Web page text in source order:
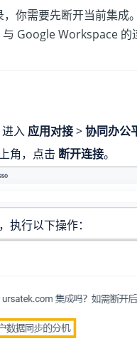
你需要先断开当前集成
与 Google Workspace 的
入 应用对接>协同办公
角，点击 断开连接。
执行以下操作：